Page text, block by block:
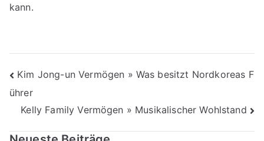
kann.
Beitragsnavigation
Kim Jong-un Vermögen » Was besitzt Nordkoreas F
ührer
Kelly Family Vermögen » Musikalischer Wohlstand